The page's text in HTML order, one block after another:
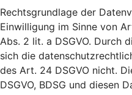
Rechtsgrundlage der
Einwilligung im Sinne von
Abs. 2 lit. a DSGVO. Durch
sich die
des Art. 24 DSGVO nicht.
DSGVO, BDSG und diesen